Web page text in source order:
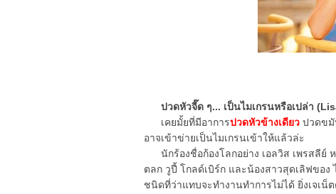
ปวดหัวจี๊ด ๆ... เป็นไมเกรนหรือเปล่า
เคยมั้ยที่มีอาการปวดหัวข้างเดียว ปวดขมั
อาจเข้าข่ายเป็นไมเกรนเข้าให้แล้วล่ะ
นักร้องชื่อก้องโลกอย่าง เอลวิส เพรสลีย์ ห
ตลก วูปี้ โกลด์เบิร์ก และน้องสาวสุดเลิฟของ
ชนิดที่ว่าแทบจะทำงานทำการไม่ได้ ยิ่งเจเน็